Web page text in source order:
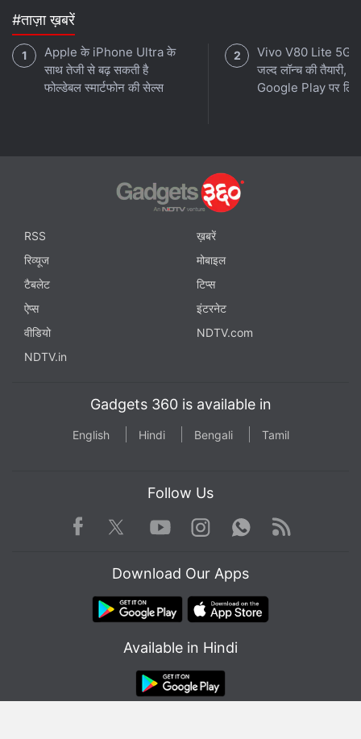
#ताज़ा ख़बरें
Apple के iPhone Ultra के
साथ तेजी से बढ़ सकती है
फोल्डेबल स्मार्टफोन की सेल्स
Vivo V80 Lite 5G
जल्द लॉन्च की तैयारी,
Google Play पर
RSS
ख़बरें
रिव्यूज
मोबाइल
टैबलेट
टिप्स
ऐप्स
इंटरनेट
वीडियो
NDTV.com
NDTV.in
Gadgets 360 is available in
English Hindi Bengali Tamil
Follow Us
Facebook TwitterYoutube
Instagram WhatsApp
Rss
Download Our Apps
Available in Hindi